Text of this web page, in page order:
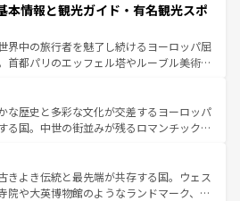
タリアで、忘れられない旅をしてみよう！
タリア情報は
の国では、情熱的なフラメンコ、熱気あふ
て美味しいタパスが生活の一部となってい
ードの洗練された雰囲気や、バルセロナの
街角から、地方では古代ローマ遺跡や中世
って風土や気候が異なるスペインはその個
性で訪れる人を魅了する。 なお、新着のスペイン情報は コ
参照してほしい。
本情報と観光ガイド・有名観光スポ
界中の旅行者を魅了し続けるヨーロッパ屈
首都パリのエッフェル塔やルーブル美術館
が詰まっている。華麗な宮殿、歴史的な大
ーチ、そして豊かな自然が、訪れる者を心
また、フランスは美食の国としても知ら
ンの発祥地であるランス、プロヴァンスの
ダー畑など、多彩な楽しみ方が可能だ。さ
の地域にも魅力が溢れており、どの街角に
な歴史と多彩な文化が交差するヨーロッパ
る国。中世の街並みが残るロマンチック街
は、どこを歩いても飽きることがない。ベ
活気、バイエルン州のアルプスの絶景、そ
いのワイン畑といった風景は必見。ビール
きよき伝統と最先端が共存する国。ウェス
院や大英博物館のようなランドマーク、歴